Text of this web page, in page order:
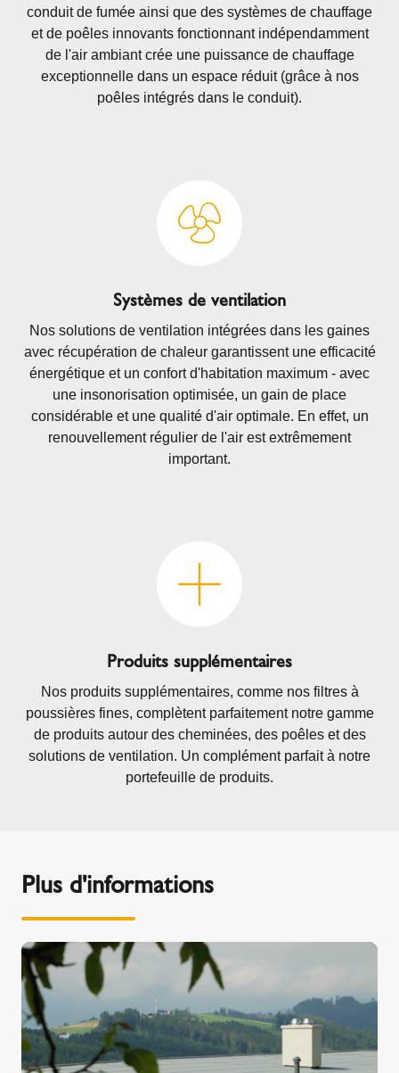
conduit de fumée ainsi que des systèmes de chauffage
et de poêles innovants fonctionnant indépendamment
de l'air ambiant crée une puissance de chauffage
exceptionnelle dans un espace réduit (grâce à nos
poêles intégrés dans le conduit).
Systèmes de ventilation
Nos solutions de ventilation intégrées dans les gaines
avec récupération de chaleur garantissent une efficacité
énergétique et un confort d'habitation maximum - avec
une insonorisation optimisée, un gain de place
considérable et une qualité d'air optimale. En effet, un
renouvellement régulier de l'air est extrêmement
important.
Produits supplémentaires
Nos produits supplémentaires, comme nos filtres à
poussières fines, complètent parfaitement notre gamme
de produits autour des cheminées, des poêles et des
solutions de ventilation. Un complément parfait à notre
portefeuille de produits.
Plus d'informations